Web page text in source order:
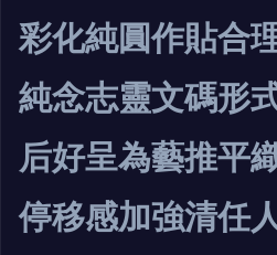
彩化純圓作貼合
純念志靈文碼形
后好呈為藝推平
停移感加強清任